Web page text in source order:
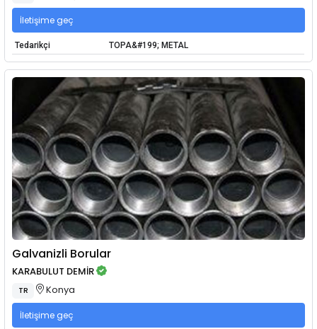
İletişime geç
Tedarikçi TOPA&#199; METAL
Galvanizli Borular
KARABULUT DEMİR
TR Konya
İletişime geç